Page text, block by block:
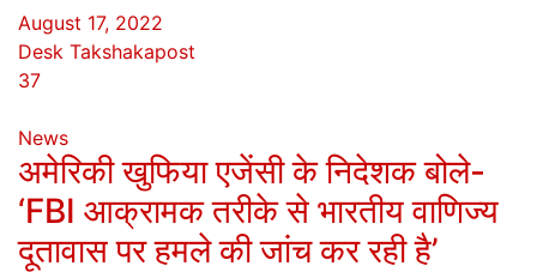
August 17, 2022
Desk Takshakapost
37
News
अमेरिकी खुफिया एजेंसी के निदेशक बोले-
‘FBI आक्रामक तरीके से भारतीय वाणिज्य
दूतावास पर हमले की जांच कर रही है’